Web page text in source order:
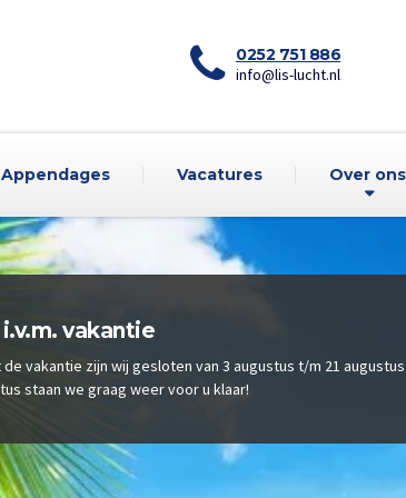
0252 751 886
info@lis-lucht.nl
Appendages Vacatures Over ons